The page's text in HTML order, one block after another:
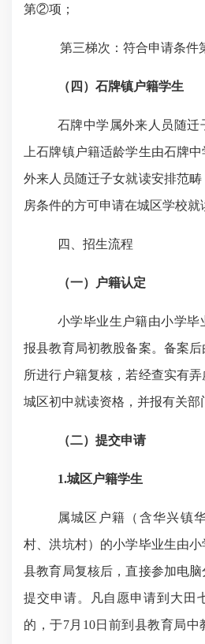
第②项；
第三梯次：符合申请条件
（四） 石牌镇户籍学生
石牌中学属外来人员随迁
上石牌镇户籍适龄学生由石牌
外来人员随迁子女就读安排范
房条件的方可申请在城区学校就
四、 招生流程
（一） 户籍认定
小学毕业生户籍由小学毕
报县教育局初教股备案。备案
所进行户籍复核，若经查实有
城区初中就读资格，并报有关部
（二） 提交申请
1.城区户籍学生
属城区户籍（含华兴镇
村、洪坑村）的小学毕业生由小
县教育局复核后，直接参加电
提交申请。凡自愿申请到大田
的，于7月 10日前到县教育局中